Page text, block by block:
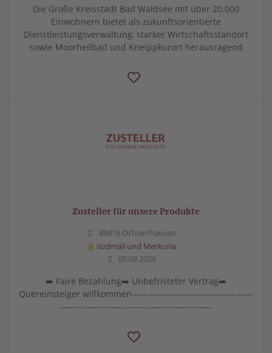
Die Große Kreisstadt Bad Waldsee mit über 20.000
Einwohnern bietet als zukunftsorientierte
Dienstleistungsverwaltung, starker Wirtschaftsstandort
sowie Moorheilbad und Kneippkurort herausragend
Zusteller für unsere Produkte
88416 Ochsenhausen
südmail und Merkuria
05.08.2026
➡️ Faire Bezahlung➡️ Unbefristeter Vertrag➡️
Quereinsteiger willkommen----------------------------------------
--------------------------------------------------